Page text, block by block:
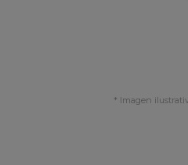
* Imagen